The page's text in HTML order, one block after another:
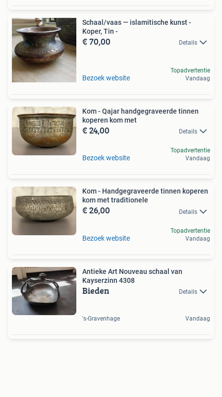
Schaal/vaas — islamitische kunst -
Koper, Tin -
€ 70,00 Details
Bezoek website
Topadvertentie
Vandaag
Kom - Qajar handgegraveerde tinnen
koperen kom met
€ 24,00 Details
Bezoek website
Topadvertentie
Vandaag
Kom - Handgegraveerde tinnen koperen
kom met traditionele
€ 26,00 Details
Bezoek website
Topadvertentie
Vandaag
Antieke Art Nouveau schaal van
Kayserzinn 4308
Bieden Details
's-Gravenhage Vandaag